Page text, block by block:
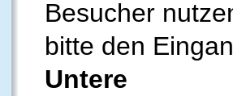
Besucher
bitte den
Untere